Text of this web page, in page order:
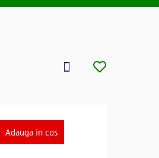
Adauga in cos